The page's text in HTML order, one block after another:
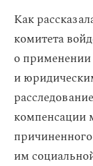
Как
комитета
о
и
компенсации
им